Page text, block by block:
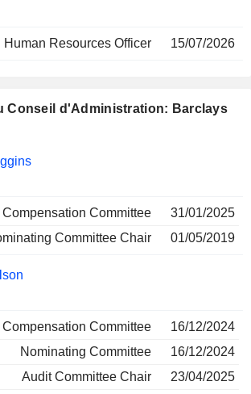
Human Resources Officer 15/07/2026
Conseil d'Administration: Barclays
Compensation Committee
31/01/2025
Committee Chair
01/05/2019
Compensation Committee
16/12/2024
Nominating Committee
16/12/2024
Audit Committee Chair
23/04/2025